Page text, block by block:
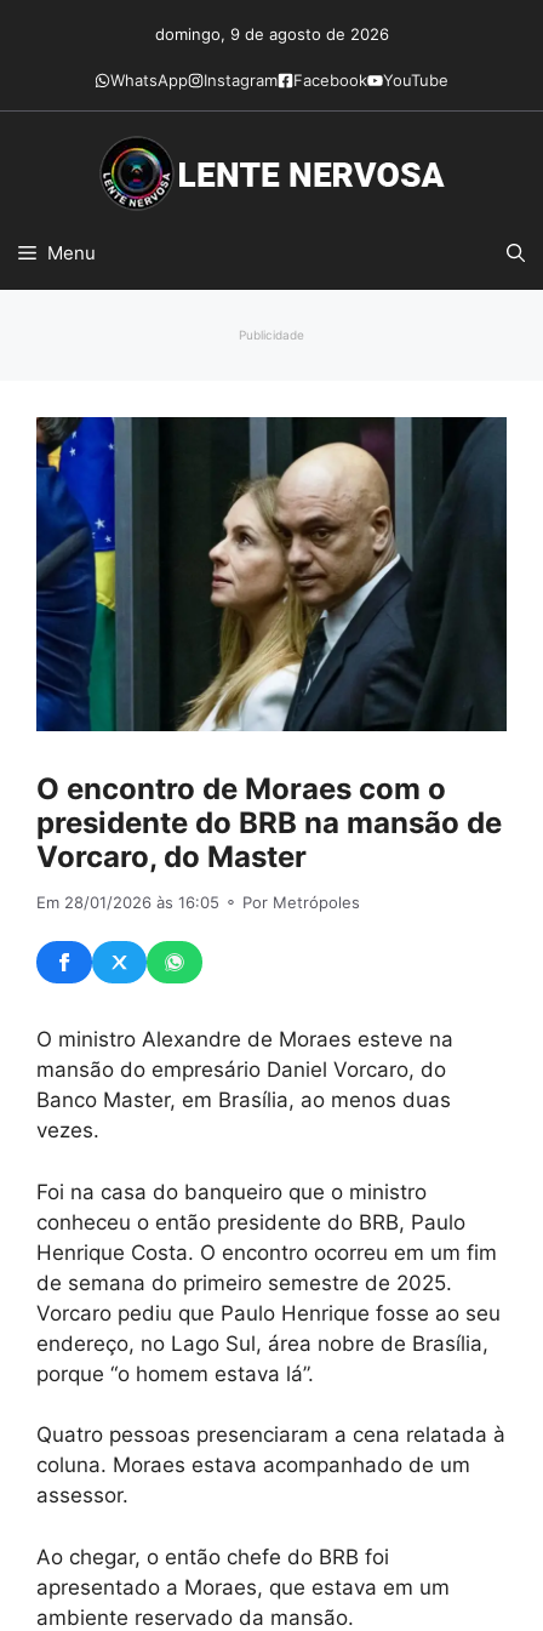
conteúdo
domingo, 9 de agosto de 2026
WhatsApp Instagram Facebook YouTube
Menu
Publicidade
O encontro de Moraes com o
presidente do BRB na mansão de
Vorcaro, do Master
Em 28/01/2026 às 16:05 ⚬ Por Metrópoles
O ministro Alexandre de Moraes esteve na
mansão do empresário Daniel Vorcaro, do
Banco Master, em Brasília, ao menos duas
vezes.
Foi na casa do banqueiro que o ministro
conheceu o então presidente do BRB, Paulo
Henrique Costa. O encontro ocorreu em um fim
de semana do primeiro semestre de 2025.
Vorcaro pediu que Paulo Henrique fosse ao seu
endereço, no Lago Sul, área nobre de Brasília,
porque “o homem estava lá”.
Quatro pessoas presenciaram a cena relatada à
coluna. Moraes estava acompanhado de um
assessor.
Ao chegar, o então chefe do BRB foi
apresentado a Moraes, que estava em um
ambiente reservado da mansão.